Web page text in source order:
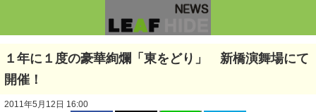
１年に１度の豪華絢爛「東をどり」 新橋演舞場にて
開催！
2011年5月12日 16:00